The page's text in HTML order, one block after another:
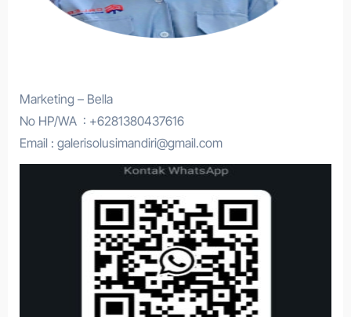
Marketing – Bella
No HP/WA : +6281380437616
Email : galerisolusimandiri@gmail.com